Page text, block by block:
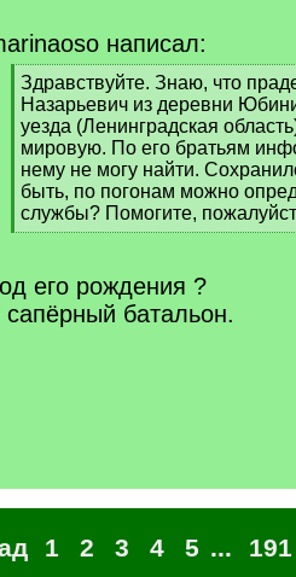
написал:
[
q
]
Здравствуйте. Знаю, что
Назарьевич из деревни
уезда (Ленинградская
мировую. По его братьям
нему не могу найти.
быть, по погонам можно
службы? Помогите,
[
q
]
его рождения ?
сапёрный батальон.
1 2 3 4 5 ...
191